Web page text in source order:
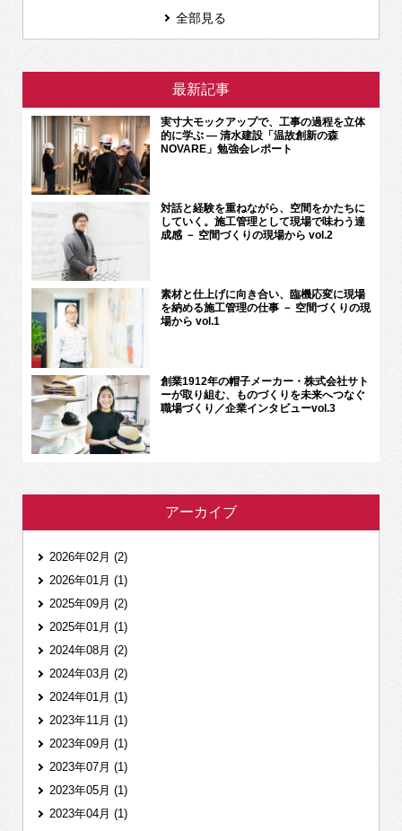
全部見る
最新記事
実寸大モックアップで、工事の過程を立体
的に学ぶ ― 清水建設「温故創新の森
NOVARE」勉強会レポート
対話と経験を重ねながら、空間をかたちに
していく。施工管理として現場で味わう達
成感 － 空間づくりの現場から vol.2
素材と仕上げに向き合い、臨機応変に現場
を納める施工管理の仕事 － 空間づくりの現
場から vol.1
創業1912年の帽子メーカー・株式会社サト
ーが取り組む、ものづくりを未来へつなぐ
職場づくり／企業インタビューvol.3
アーカイブ
2026年02月 (2)
2026年01月 (1)
2025年09月 (2)
2025年01月 (1)
2024年08月 (2)
2024年03月 (2)
2024年01月 (1)
2023年11月 (1)
2023年09月 (1)
2023年07月 (1)
2023年05月 (1)
2023年04月 (1)